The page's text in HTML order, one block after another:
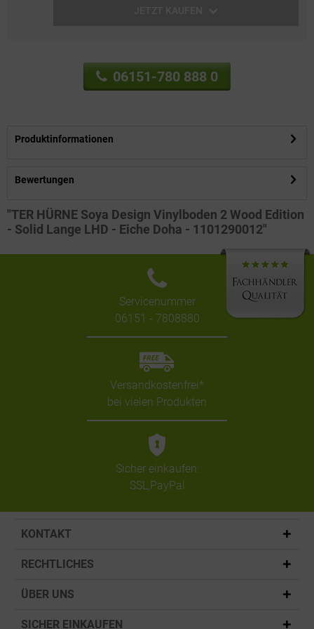
06151-780 888 0
Produktinformationen
Bewertungen
"TER HÜRNE Soya Design Vinylboden 2 Wood Edition
- Solid Lange LHD - Eiche Doha - 1101290012"
Servicenummer
06151 - 7808880
Versandkostenfrei*
bei vielen Produkten
Sicher einkaufen:
SSL,PayPal
KONTAKT
RECHTLICHES
ÜBER UNS
SICHER EINKAUFEN